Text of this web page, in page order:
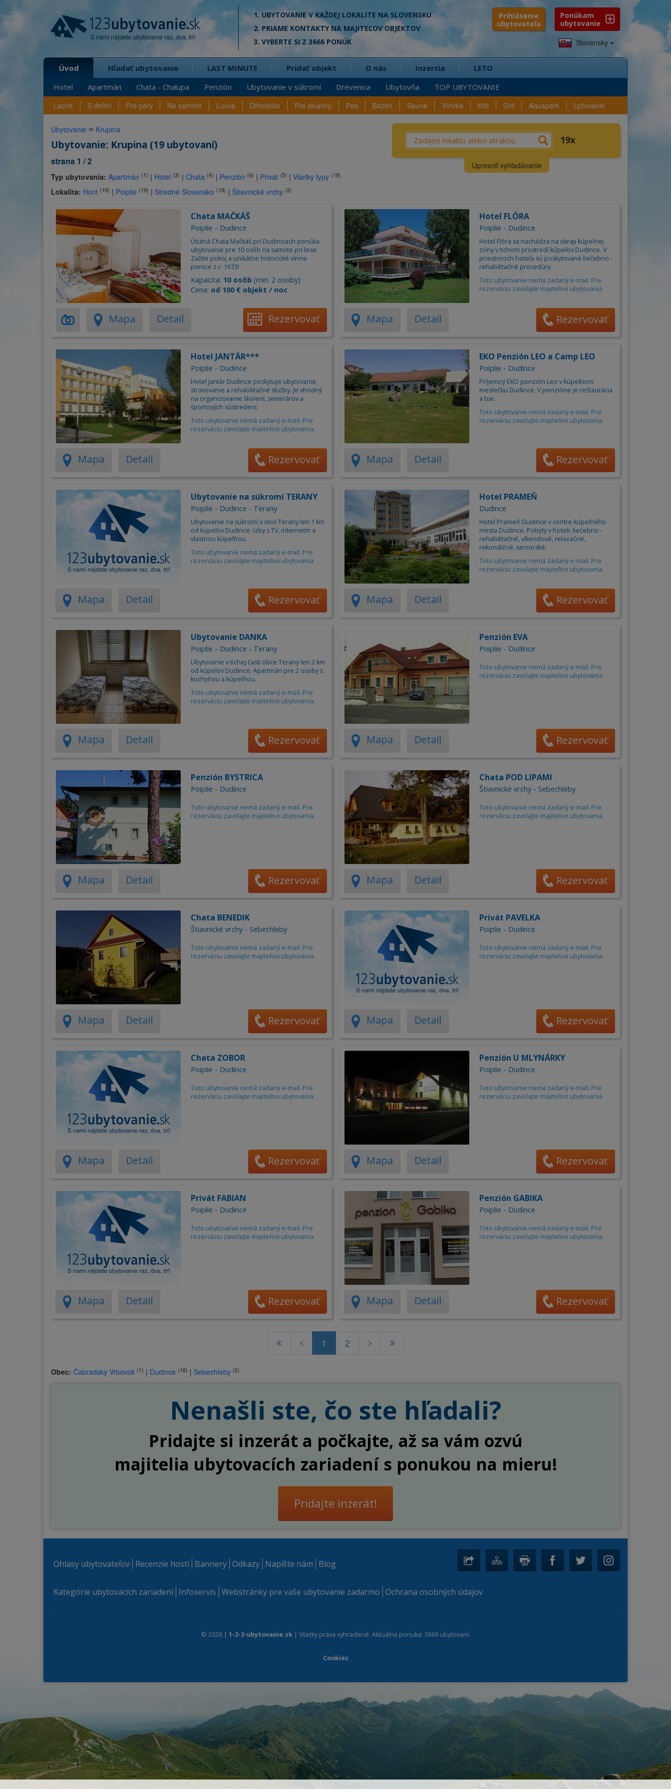
S nami nájdete ubytovanie raz, dva, tri!
1. UBYTOVANIE V KAŽDEJ LOKALITE NA SLOVENSKU
2. PRIAME KONTAKTY NA MAJITEĽOV OBJEKTOV
3. VYBERTE SI Z 3666 PONÚK
Ponúkam
ubytovanie
Prihlásenie
ubytovateľa
Slovensky
Úvod
Hotel
Apartmán Chata - Chalupa Penzión Ubytovanie v súkromí Drevenica Ubytovňa TOP UBYTOVANIE
Hľadať ubytovanie LAST MINUTE Pridať objekt O nás Inzercia LETO
Lacné S deťmi Pre páry Na samote Luxus Dlhodobo Pre skupiny Pes Bazén Sauna Vírivka Krb Gril Aquapark Lyžovanie
Čo? / Kde? Výber Vybavenosť
19
Drevenica
Apartmán
Ubytovňa
Hotel
Kemp
Lokalita
Obec
Cena za osobu/noc od 6do 85€
Počet osôb –
našlo sa19ubytovaní
Upresniť vyhľadávanie
Ubytovanie » Krupina
Ubytovanie: Krupina (19 ubytovaní)
strana 1 / 2
Typ ubytovania: Apartmán (1) | Hotel (3) | Chata (4) | Penzión (6) | Privát (5) | Všetky typy (19)
Lokalita: Hont (19) | Poiplie (19) | Stredné Slovensko (19) | Štiavnické vrchy (2)
Chata MAČKÁŠ
Poiplie - Dudince
Útulná Chata Mačkáš pri Dudinciach ponúka
ubytovanie pre 10 osôb na samote pri lese.
Zažite pokoj a unikátne historické vínne
pivnice z r. 1673!
Kapacita: 10 osôb (min. 2 osoby)
Cena: od 100 € objekt / noc
Mapa Detail Rezervovať
Hotel FLÓRA
Poiplie - Dudince
Hotel Flóra sa nachádza na okraji kúpeľnej
zóny v tichom prostredí kúpeľov Dudince. V
priestoroch hotela sú poskytované liečebno -
rehabilitačné procedúry.
Toto ubytovanie nemá zadaný e-mail. Pre
rezerváciu zavolajte majiteľovi ubytovania.
Mapa Detail Rezervovať
Hotel JANTÁR***
Poiplie - Dudince
Hotel Jantár Dudince poskytuje ubytovanie,
stravovanie a rehabilitačné služby. Je vhodný
na organizovanie školení, seminárov a
športových sústredení.
Toto ubytovanie nemá zadaný e-mail. Pre
rezerváciu zavolajte majiteľovi ubytovania.
Mapa Detail Rezervovať
EKO Penzión LEO a Camp LEO
Poiplie - Dudince
Príjemný EKO penzión Leo v kúpeľnom
mestečku Dudince. V penzióne je reštaurácia
a bar.
Toto ubytovanie nemá zadaný e-mail. Pre
rezerváciu zavolajte majiteľovi ubytovania.
Mapa Detail Rezervovať
Ubytovanie na súkromí TERANY
Poiplie - Dudince - Terany
Ubytovanie na súkromí v obci Terany len 1 km
od kúpeľov Dudince. Izby s TV, internetm a
vlastnou kúpeľňou.
Toto ubytovanie nemá zadaný e-mail. Pre
rezerváciu zavolajte majiteľovi ubytovania.
Mapa Detail Rezervovať
Hotel PRAMEŇ
Dudince
Hotel Prameň Dudince v centre kúpeľného
mesta Dudince. Pobyty v hoteli: liečebno -
rehabilitačné, víkendové, relaxačné,
rekondičné, seniorské.
Toto ubytovanie nemá zadaný e-mail. Pre
rezerváciu zavolajte majiteľovi ubytovania.
Mapa Detail Rezervovať
Ubytovanie DANKA
Poiplie - Dudince - Terany
Ubytovanie v tichej časti obce Terany len 2 km
od kúpeľov Dudince. Apartmán pre 2 osoby s
kuchyňou a kúpeľňou.
Toto ubytovanie nemá zadaný e-mail. Pre
rezerváciu zavolajte majiteľovi ubytovania.
Mapa Detail Rezervovať
Penzión EVA
Poiplie - Dudince
Toto ubytovanie nemá zadaný e-mail. Pre
rezerváciu zavolajte majiteľovi ubytovania.
Mapa Detail Rezervovať
Penzión BYSTRICA
Poiplie - Dudince
Toto ubytovanie nemá zadaný e-mail. Pre
rezerváciu zavolajte majiteľovi ubytovania.
Mapa Detail Rezervovať
Chata POD LIPAMI
Štiavnické vrchy - Sebechleby
Toto ubytovanie nemá zadaný e-mail. Pre
rezerváciu zavolajte majiteľovi ubytovania.
Mapa Detail Rezervovať
Chata BENEDIK
Štiavnické vrchy - Sebechleby
Toto ubytovanie nemá zadaný e-mail. Pre
rezerváciu zavolajte majiteľovi ubytovania.
Mapa Detail Rezervovať
Privát PAVELKA
Poiplie - Dudince
Toto ubytovanie nemá zadaný e-mail. Pre
rezerváciu zavolajte majiteľovi ubytovania.
Mapa Detail Rezervovať
Chata ZOBOR
Poiplie - Dudince
Toto ubytovanie nemá zadaný e-mail. Pre
rezerváciu zavolajte majiteľovi ubytovania.
Mapa Detail Rezervovať
Penzión U MLYNÁRKY
Poiplie - Dudince
Toto ubytovanie nemá zadaný e-mail. Pre
rezerváciu zavolajte majiteľovi ubytovania.
Mapa Detail Rezervovať
Privát FABIAN
Poiplie - Dudince
Toto ubytovanie nemá zadaný e-mail. Pre
rezerváciu zavolajte majiteľovi ubytovania.
Mapa Detail Rezervovať
Penzión GABIKA
Poiplie - Dudince
Toto ubytovanie nemá zadaný e-mail. Pre
rezerváciu zavolajte majiteľovi ubytovania.
Mapa Detail Rezervovať
1 2
Obec: Čabradský Vrbovok (1) | Dudince (16) | Sebechleby (2)
Nenašli ste, čo ste hľadali?
Pridajte si inzerát a počkajte, až sa vám ozvú
majitelia ubytovacích zariadení s ponukou na mieru!
Pridajte inzerát!
Ohlasy ubytovateľov Recenzie hostí Bannery Odkazy Napíšte nám Blog
Kategórie ubytovacích zariadení Infoservis Webstránky pre vaše ubytovanie zadarmo Ochrana osobných údajov
© 2026 | 1-2-3-ubytovanie.sk| Všetky práva vyhradené. Aktuálna ponuka: 3666 ubytovaní.
Cookies